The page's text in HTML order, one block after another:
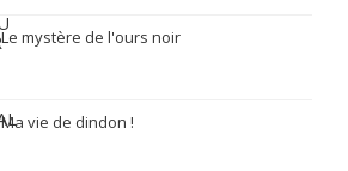
Le mystère de l'ours noir
Ma vie de dindon !